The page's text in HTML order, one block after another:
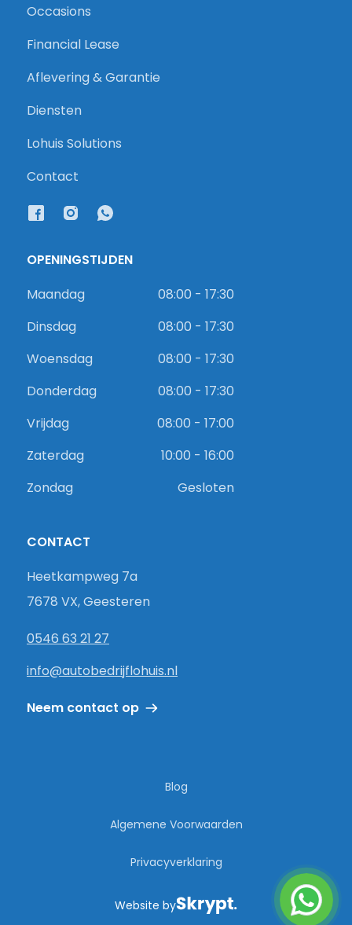
Occasions
Financial Lease
Aflevering & Garantie
Diensten
Lohuis Solutions
Contact
OPENINGSTIJDEN
Maandag
08:00 - 17:30
Dinsdag
08:00 - 17:30
Woensdag
08:00 - 17:30
Donderdag
08:00 - 17:30
Vrijdag
08:00 - 17:00
Zaterdag
10:00 - 16:00
Zondag
Gesloten
CONTACT
Heetkampweg 7a
7678 VX, Geesteren
0546 63 21 27
info@autobedrijflohuis.nl
Neem contact op
Blog
Algemene Voorwaarden
Privacyverklaring
Website by